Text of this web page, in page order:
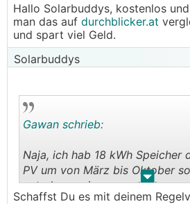
Hallo Solarbuddys, kostenlos
man das auf durchblicker.at
und spart viel Geld.
Solarbuddys
. .
Gawan schrieb:
Naja, ich hab 18 kWh Speicher
PV um von März bis Oktober
autark zu sein.
Schaffst Du es mit deinem